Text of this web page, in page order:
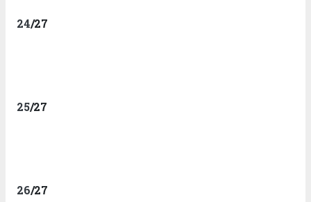
24/27
25/27
26/27